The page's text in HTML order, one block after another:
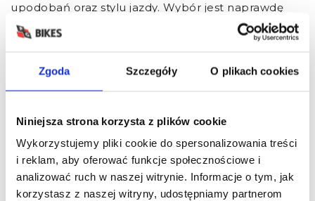
Zgoda Szczegóły O plikach cookies
Niniejsza strona korzysta z plików cookie
Wykorzystujemy pliki cookie do spersonalizowania treści
i reklam, aby oferować funkcje społecznościowe i
analizować ruch w naszej witrynie. Informacje o tym, jak
korzystasz z naszej witryny, udostępniamy partnerom
upodobań oraz stylu jazdy. Wybór jest naprawdę
szeroki, więc każdy znajdzie coś dla siebie.
rowery górskie
– zarówno MTB, jak i Enduro,
trasach,posiadają mocne silniki i wytrzymałe
rowery trekkingowe
– idealne dla tych, którzy
planują dłuższe wyprawy,
rowery miejskie– zaprojektowane z myślą o
codziennych dojazdach,llekkie ramy i
nowoczesne technologie, takie jak
wspomaganie pedałowania, pozwalają